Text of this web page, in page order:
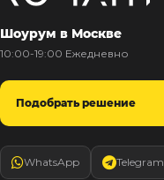
Шоурум в Москве
10:00-19:00 Ежедневно
Подобрать решение
WhatsApp Telegram